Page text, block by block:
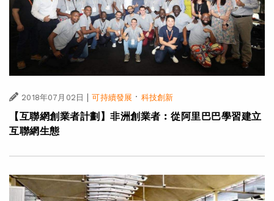
2018年07月02日 | 可持續發展 · 科技創新
【互聯網創業者計劃】非洲創業者︰從阿里巴巴學習建立
互聯網生態